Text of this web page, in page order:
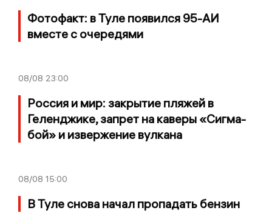
Фотофакт: в Туле появился 95-АИ
вместе с очередями
08/08 23:00
Россия и мир: закрытие пляжей в
Геленджике, запрет на каверы «Сигма-
бой» и извержение вулкана
08/08 15:00
В Туле снова начал пропадать бензин